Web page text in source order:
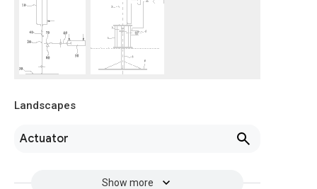
Landscapes
Actuator
Show more